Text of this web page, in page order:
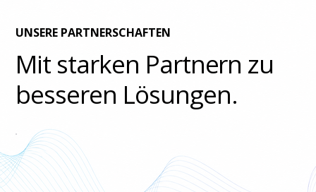
UNSERE PARTNERSCHAFTEN
Mit starken Partnern zu
besseren Lösungen.